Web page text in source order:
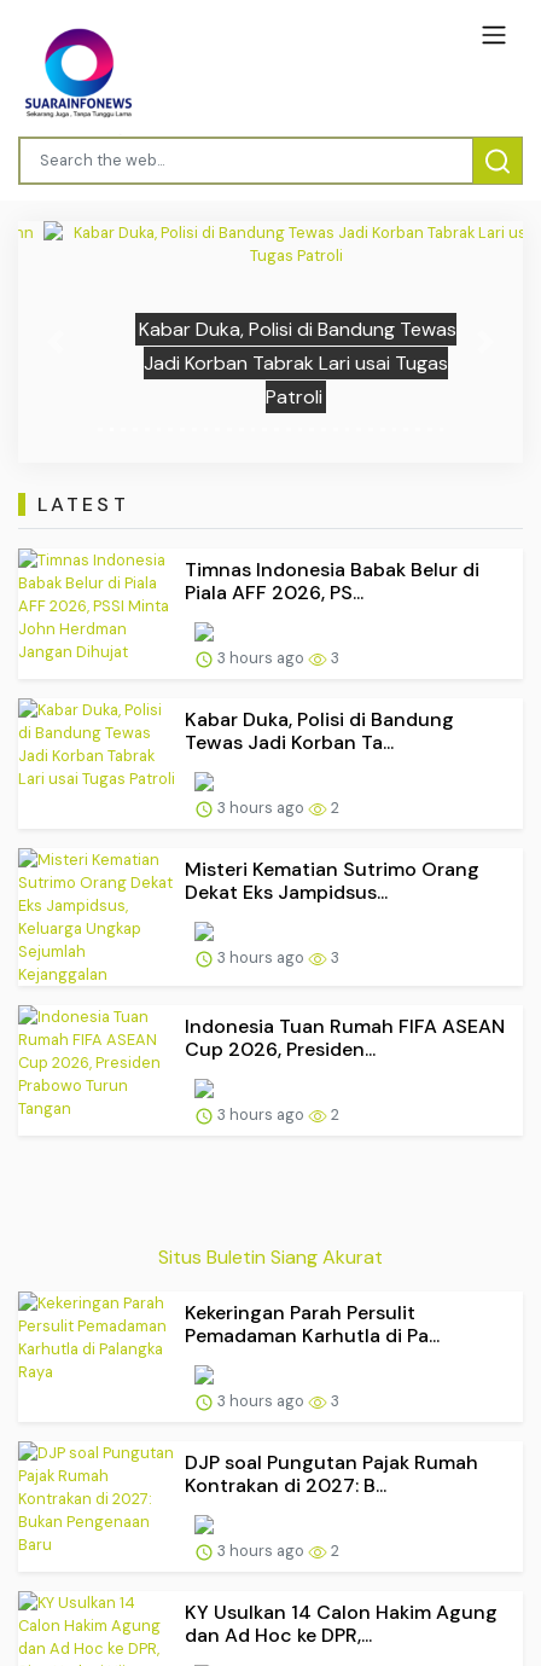
Kabar Duka, Polisi di Bandung Tewas
Jadi Korban Tabrak Lari usai Tugas
Patroli
LATEST
Timnas Indonesia Babak Belur di
Piala AFF 2026, PS...
3 hours ago 3
Kabar Duka, Polisi di Bandung
Tewas Jadi Korban Ta...
3 hours ago 2
Misteri Kematian Sutrimo Orang
Dekat Eks Jampidsus...
3 hours ago 3
Indonesia Tuan Rumah FIFA ASEAN
Cup 2026, Presiden...
3 hours ago 2
Situs Buletin Siang Akurat
Kekeringan Parah Persulit
Pemadaman Karhutla di Pa...
3 hours ago 3
DJP soal Pungutan Pajak Rumah
Kontrakan di 2027: B...
3 hours ago 2
KY Usulkan 14 Calon Hakim Agung
dan Ad Hoc ke DPR,...